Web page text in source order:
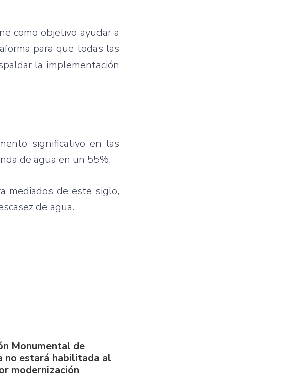
como objetivo ayudar a
para que todas las
la implementación
significativo en las
de agua en un 55%.
mediados de este siglo,
de agua.
Monumental de
no estará habilitada al
modernización